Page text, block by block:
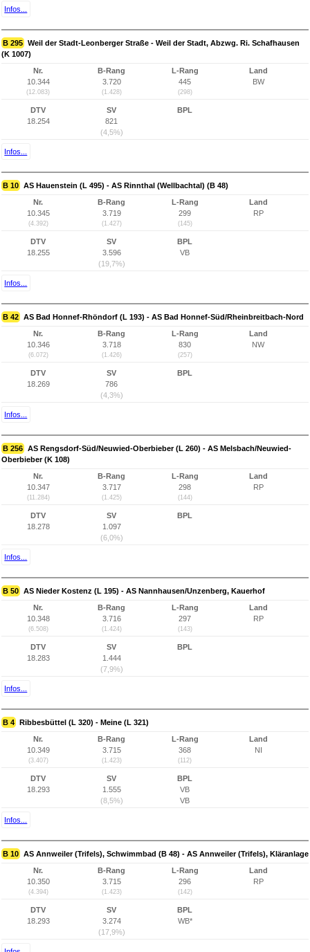
Infos...
B 295 Weil der Stadt-Leonberger Straße - Weil der Stadt, Abzwg. Ri. Schafhausen
(K 1007)
Nr.
10.344
(12.083)
B-Rang
3.720
(1.428)
L-Rang
445
(298)
Land
BW
DTV
18.254
SV
821
(4,5%)
BPL
Infos...
B 10 AS Hauenstein (L 495) - AS Rinnthal (Wellbachtal) (B 48)
Nr.
10.345
(4.392)
B-Rang
3.719
(1.427)
L-Rang
299
(145)
Land
RP
DTV
18.255
SV
3.596
(19,7%)
BPL
VB
Infos...
B 42 AS Bad Honnef-Rhöndorf (L 193) - AS Bad Honnef-Süd/Rheinbreitbach-Nord
Nr.
10.346
(6.072)
B-Rang
3.718
(1.426)
L-Rang
830
(257)
Land
NW
DTV
18.269
SV
786
(4,3%)
BPL
Infos...
B 256 AS Rengsdorf-Süd/Neuwied-Oberbieber (L 260) - AS Melsbach/Neuwied-
Oberbieber (K 108)
Nr.
10.347
(11.284)
B-Rang
3.717
(1.425)
L-Rang
298
(144)
Land
RP
DTV
18.278
SV
1.097
(6,0%)
BPL
Infos...
B 50 AS Nieder Kostenz (L 195) - AS Nannhausen/Unzenberg, Kauerhof
Nr.
10.348
(6.508)
B-Rang
3.716
(1.424)
L-Rang
297
(143)
Land
RP
DTV
18.283
SV
1.444
(7,9%)
BPL
Infos...
B 4 Ribbesbüttel (L 320) - Meine (L 321)
Nr.
10.349
(3.407)
B-Rang
3.715
(1.423)
L-Rang
368
(112)
Land
NI
DTV
18.293
SV
1.555
(8,5%)
BPL
VB
VB
Infos...
B 10 AS Annweiler (Trifels), Schwimmbad (B 48) - AS Annweiler (Trifels), Kläranlage
Nr.
10.350
(4.394)
B-Rang
3.715
(1.423)
L-Rang
296
(142)
Land
RP
DTV
18.293
SV
3.274
(17,9%)
BPL
WB*